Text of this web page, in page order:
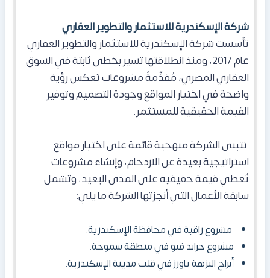
شركة الإسكندرية للاستثمار والتطوير العقاري
تأسست شركة الإسكندرية للاستثمار والتطوير العقاري
عام 2017، ومنذ انطلاقتها تسير بخطى ثابتة في السوق
العقاري المصري، مُقدِّمةً مشروعات تعكس رؤية
واضحة في اختيار المواقع وجودة التصميم وتوفير
القيمة الحقيقية للمستثمر.
تتبنى الشركة منهجية قائمة على اختيار مواقع
استراتيجية بعيدة عن الازدحام، وإنشاء مشروعات
تُعطي قيمة حقيقية على المدى البعيد، وتشمل
سابقة الأعمال التي أنجزتها الشركة ما يلي:
مشروع راقية في محافظة الإسكندرية.
مشروع جراند فيو في منطقة سموحة.
أبراج النزهة تاورز في قلب مدينة الإسكندرية.